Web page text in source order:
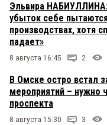
Эльвира
убыток себе
производствах, хотя
падает»
8 августа 16:45 2
В Омске остро встал
мероприятий – нужно
проспекта
8 августа 15:30 3